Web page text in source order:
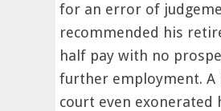
for an error of
recommended his
half pay with no
further employment. A
court even exonerated